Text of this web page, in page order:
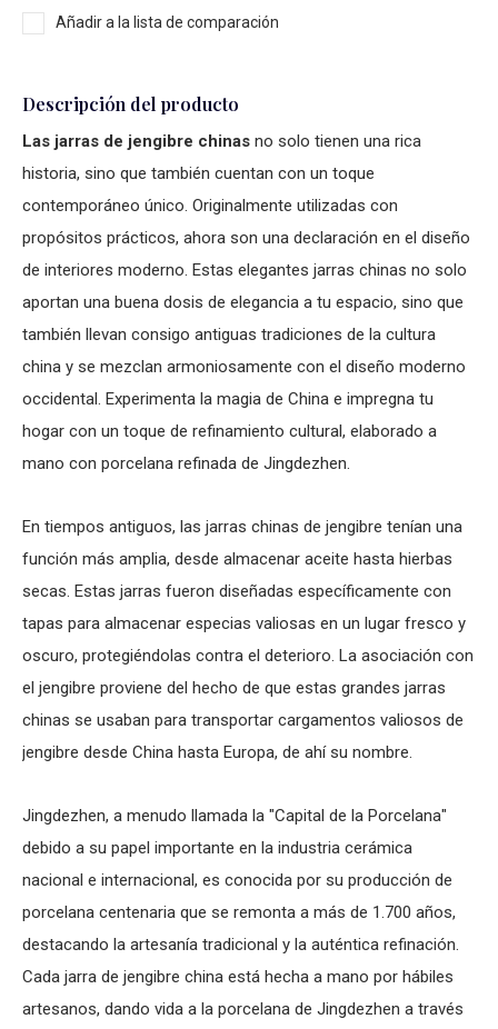
Añadir a la lista de comparación
Descripción del producto
Las jarras de jengibre chinas no solo tienen una rica
historia, sino que también cuentan con un toque
contemporáneo único. Originalmente utilizadas con
propósitos prácticos, ahora son una declaración en el diseño
de interiores moderno. Estas elegantes jarras chinas no solo
aportan una buena dosis de elegancia a tu espacio, sino que
también llevan consigo antiguas tradiciones de la cultura
china y se mezclan armoniosamente con el diseño moderno
occidental. Experimenta la magia de China e impregna tu
hogar con un toque de refinamiento cultural, elaborado a
mano con porcelana refinada de Jingdezhen.
En tiempos antiguos, las jarras chinas de jengibre tenían una
función más amplia, desde almacenar aceite hasta hierbas
secas. Estas jarras fueron diseñadas específicamente con
tapas para almacenar especias valiosas en un lugar fresco y
oscuro, protegiéndolas contra el deterioro. La asociación con
el jengibre proviene del hecho de que estas grandes jarras
chinas se usaban para transportar cargamentos valiosos de
jengibre desde China hasta Europa, de ahí su nombre.
Jingdezhen, a menudo llamada la "Capital de la Porcelana"
debido a su papel importante en la industria cerámica
nacional e internacional, es conocida por su producción de
porcelana centenaria que se remonta a más de 1.700 años,
destacando la artesanía tradicional y la auténtica refinación.
Cada jarra de jengibre china está hecha a mano por hábiles
artesanos, dando vida a la porcelana de Jingdezhen a través